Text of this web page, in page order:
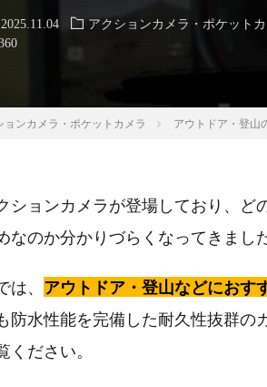
2025.11.04 アクションカメラ・ポケットカ
ョンカメラ・ポケットカメラ アウトドア・登山
ションカメラが登場しており、ど
なのか分かりづらくなってきました
、 アウトドア・登山などにおす
防水性能を完備した耐久性抜群
ください。